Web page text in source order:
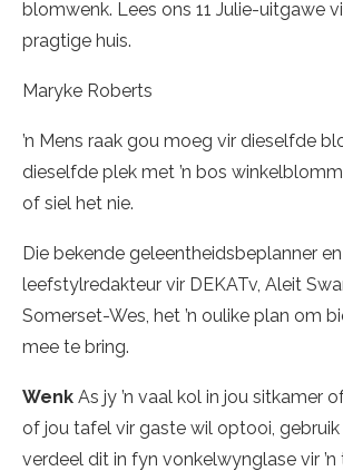
blomwenk. Lees ons 11 Julie-uitgawe
pragtige huis.
Maryke Roberts
’n Mens raak gou moeg vir dieselfde
dieselfde plek met ’n bos
of siel het nie.
Die bekende geleentheidsbeplanner en
leefstylredakteur vir DEKATv, Aleit
Somerset-Wes, het ’n oulike plan om
mee te bring.
Wenk As jy ’n vaal kol in jou sitkamer
of jou tafel vir gaste wil optooi, gebruik
verdeel dit in fyn vonkelwynglase vir ’n